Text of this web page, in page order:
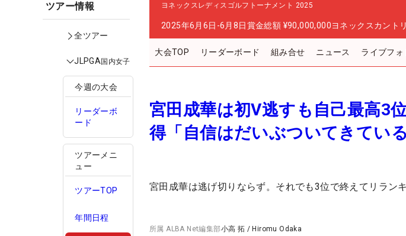
ツアー情報
全ツアー
JLPGA国内女子
今週の大会
リーダーボ
ード
ツアーメニ
ュー
ツアーTOP
年間日程
ヨネックスレディスゴルフトーナメント 2025
2025年6月6日-6月8日賞金総額 ¥90,000,000ヨネックスカント
大会TOP リーダーボード 組み合せ ニュース ライブフォ
宮田成華は初V逃すも自己最高3
得「自信はだいぶついてきている
宮田成華は逃げ切りならず。それでも3位で終えてリラン
所属ALBA Net編集部小高 拓 / Hiromu Odaka